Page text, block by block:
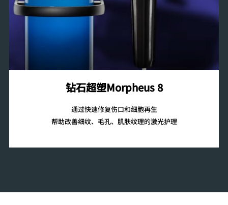
钻石超塑Morpheus 8
通过快速修复伤口和细胞再生
帮助改善细纹、毛孔、肌肤纹理的激光护理